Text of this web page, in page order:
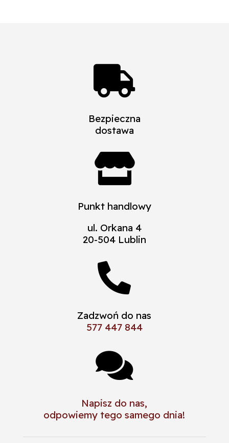

Bezpieczna
dostawa

Punkt handlowy
ul. Orkana 4
20-504 Lublin

Zadzwoń do nas
577 447 844

Napisz do nas,
odpowiemy tego samego dnia!